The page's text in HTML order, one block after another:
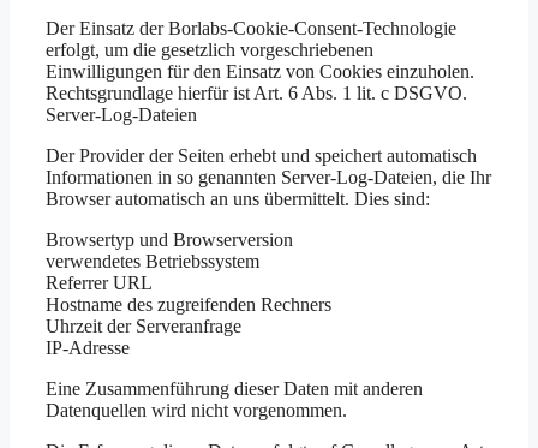
Der Einsatz der Borlabs-Cookie-Consent-Technologie
erfolgt, um die gesetzlich vorgeschriebenen
Einwilligungen für den Einsatz von Cookies einzuholen.
Rechtsgrundlage hierfür ist Art. 6 Abs. 1 lit. c DSGVO.
Server-Log-Dateien
Der Provider der Seiten erhebt und speichert automatisch
Informationen in so genannten Server-Log-Dateien, die Ihr
Browser automatisch an uns übermittelt. Dies sind:
Browsertyp und Browserversion
verwendetes Betriebssystem
Referrer URL
Hostname des zugreifenden Rechners
Uhrzeit der Serveranfrage
IP-Adresse
Eine Zusammenführung dieser Daten mit anderen
Datenquellen wird nicht vorgenommen.